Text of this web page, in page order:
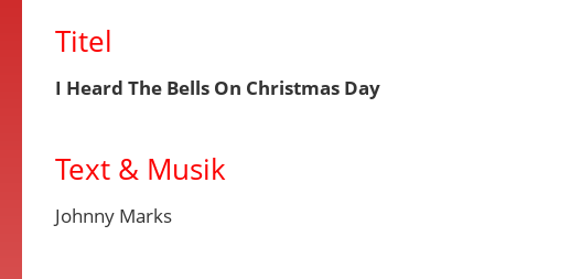
Titel
I Heard The Bells On Christmas Day
Text & Musik
Johnny Marks